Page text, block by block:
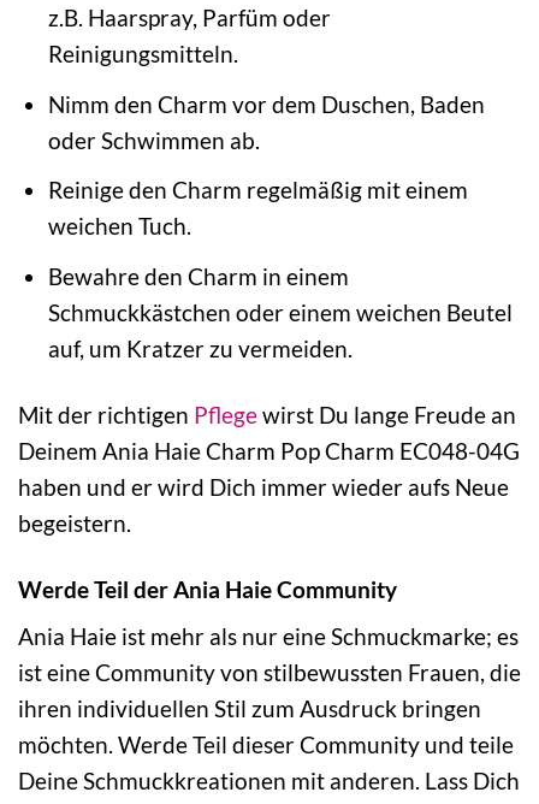
z.B. Haarspray, Parfüm oder
Reinigungsmitteln.
Nimm den Charm vor dem Duschen, Baden
oder Schwimmen ab.
Reinige den Charm regelmäßig mit einem
weichen Tuch.
Bewahre den Charm in einem
Schmuckkästchen oder einem weichen Beutel
auf, um Kratzer zu vermeiden.
Mit der richtigen Pflegewirst Du lange Freude an
Deinem Ania Haie Charm Pop Charm EC048-04G
haben und er wird Dich immer wieder aufs Neue
begeistern.
Werde Teil der Ania Haie Community
Ania Haie ist mehr als nur eine Schmuckmarke; es
ist eine Community von stilbewussten Frauen, die
ihren individuellen Stil zum Ausdruck bringen
möchten. Werde Teil dieser Community und teile
Deine Schmuckkreationen mit anderen. Lass Dich